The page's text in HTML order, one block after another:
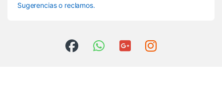
Sugerencias o reclamos.